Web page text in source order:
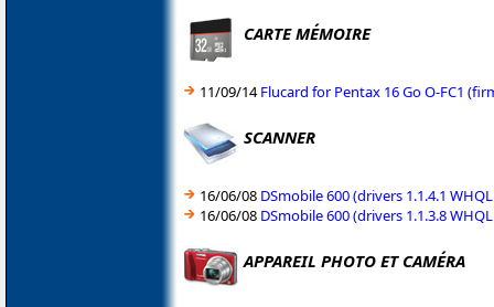
CARTE MÉMOIRE
11/09/14Flucard for Pentax 16 Go O-FC1
SCANNER
16/06/08 DSmobile 600 (drivers 1.1.4.1
16/06/08 DSmobile 600 (drivers 1.1.3.8
APPAREIL PHOTO ET CAMÉRA